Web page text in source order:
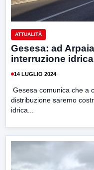
ATTUALITÀ
Gesesa: ad
interruzione
14 LUGLIO 2024
Gesesa comunica che a
distribuzione saremo
idrica...